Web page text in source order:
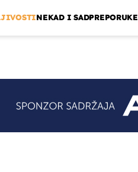
NEKAD I SADPREPORUKE